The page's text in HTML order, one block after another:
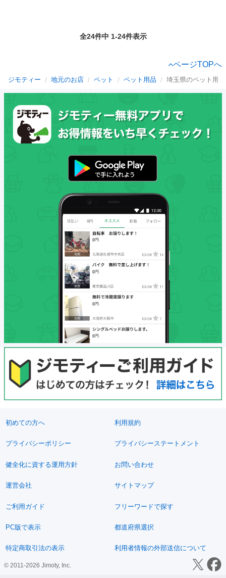
全24件中 1-24件表示
ページTOPへ
ジモティー 地元のお店 ペット ペット用品 埼玉県のペット用品
初めての方へ 利用規約
プライバシーポリシー プライバシーステートメント
健全化に資する運用方針 お問い合わせ
運営会社 サイトマップ
ご利用ガイド フリーワードで探す
PC版で表示 都道府県選択
特定商取引法の表示 利用者情報の外部送信について
© 2011-2026 Jimoty, Inc.